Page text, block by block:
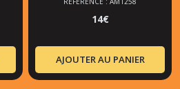
14€
AJOUTER AU PANIER